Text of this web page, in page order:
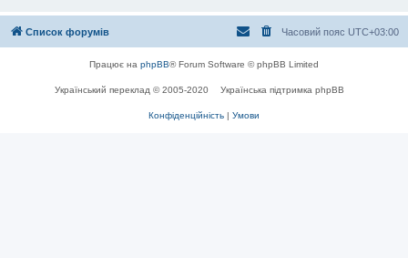
Список форумів Часовий пояс UTC+03:00
Працює на phpBB® Forum Software © phpBB Limited
Український переклад © 2005-2020 Українська підтримка phpBB
Конфіденційність | Умови